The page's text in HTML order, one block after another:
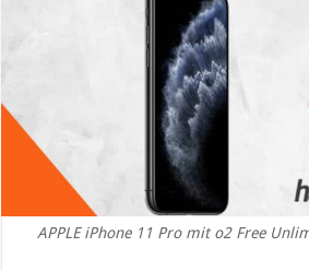
APPLE iPhone 11 Pro mit o2 Free